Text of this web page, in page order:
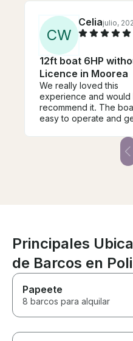
CW
Celiajulio,
12ft boat 6HP
Licence in Moorea
We really loved this
experience and would
recommend it. The
easy to operate and
Much preferred being
own instead of being
packed in a boat with a
Principales
de Barcos en
Papeete
8 barcos para alquilar